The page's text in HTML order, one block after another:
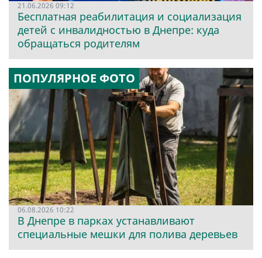
21.06.2026 09:12
Бесплатная реабилитация и социализация
детей с инвалидностью в Днепре: куда
обращаться родителям
ПОПУЛЯРНОЕ ФОТО
06.08.2026 10:22
В Днепре в парках устанавливают
специальные мешки для полива деревьев